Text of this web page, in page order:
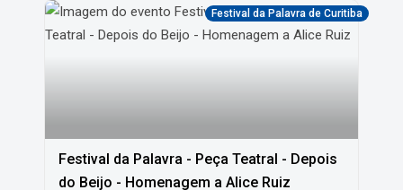
Festival da Palavra de Curitiba
Festival da Palavra - Peça Teatral - Depois
do Beijo - Homenagem a Alice Ruiz